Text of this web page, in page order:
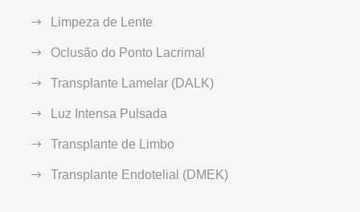
Limpeza de Lente
Oclusão do Ponto Lacrimal
Transplante Lamelar (DALK)
Luz Intensa Pulsada
Transplante de Limbo
Transplante Endotelial (DMEK)